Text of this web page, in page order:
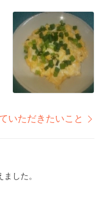
いただきたいこと
した。